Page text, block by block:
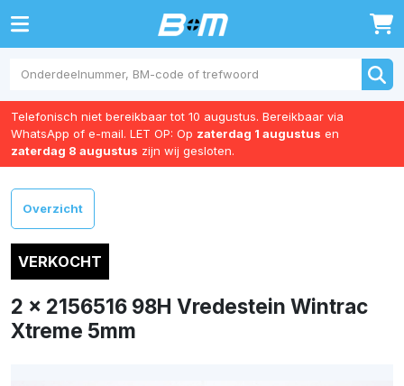
0
Telefonisch niet bereikbaar tot 10 augustus. Bereikbaar via
WhatsApp of e-mail. LET OP: Op zaterdag 1 augustus en
zaterdag 8 augustus zijn wij gesloten.
Overzicht
VERKOCHT
2 x 2156516 98H Vredestein Wintrac
Xtreme 5mm